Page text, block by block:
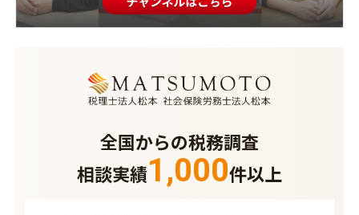
全国からの税務調査
相談実績1,000件以上